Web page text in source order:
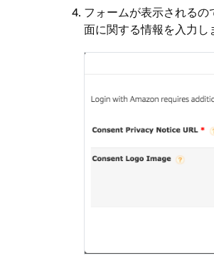
フォームが表示されるの
面に関する情報を入力し